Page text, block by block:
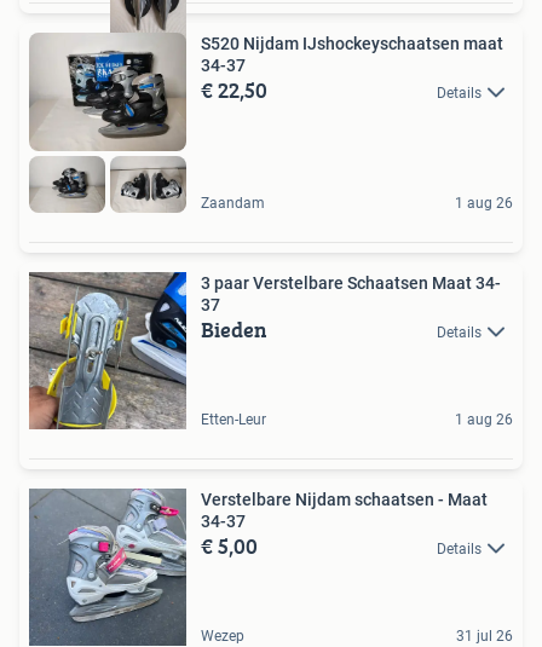
S520 Nijdam IJshockeyschaatsen maat
34-37
€ 22,50 Details
Zaandam 1 aug 26
3 paar Verstelbare Schaatsen Maat 34-
37
Bieden Details
Etten-Leur 1 aug 26
Verstelbare Nijdam schaatsen - Maat
34-37
€ 5,00 Details
Wezep 31 jul 26